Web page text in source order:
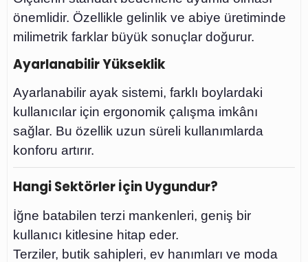
önemlidir. Özellikle gelinlik ve abiye üretiminde
milimetrik farklar büyük sonuçlar doğurur.
Ayarlanabilir Yükseklik
Ayarlanabilir ayak sistemi, farklı boylardaki
kullanıcılar için ergonomik çalışma imkânı
sağlar. Bu özellik uzun süreli kullanımlarda
konforu artırır.
Hangi Sektörler İçin Uygundur?
İğne batabilen terzi mankenleri, geniş bir
kullanıcı kitlesine hitap eder.
Terziler, butik sahipleri, ev hanımları ve moda